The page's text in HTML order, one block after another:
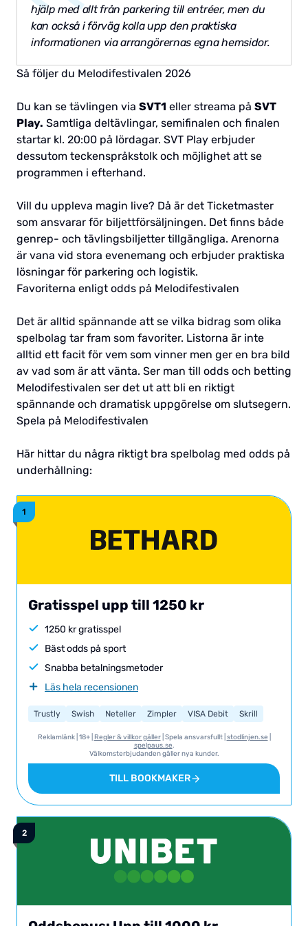
hjälp med allt från parkering till entréer, men du
kan också i förväg kolla upp den praktiska
informationen via arrangörernas egna hemsidor.
Så följer du Melodifestivalen 2026
Du kan se tävlingen via SVT1 eller streama på SVT
Play. Samtliga deltävlingar, semifinalen och finalen
startar kl. 20:00 på lördagar. SVT Play erbjuder
dessutom teckenspråkstolk och möjlighet att se
programmen i efterhand.
Vill du uppleva magin live? Då är det Ticketmaster
som ansvarar för biljettförsäljningen. Det finns både
genrep- och tävlingsbiljetter tillgängliga. Arenorna
är vana vid stora evenemang och erbjuder praktiska
lösningar för parkering och logistik.
Favoriterna enligt odds på Melodifestivalen
Det är alltid spännande att se vilka bidrag som olika
spelbolag tar fram som favoriter. Listorna är inte
alltid ett facit för vem som vinner men ger en bra bild
av vad som är att vänta. Ser man till odds och betting
Melodifestivalen ser det ut att bli en riktigt
spännande och dramatisk uppgörelse om slutsegern.
Spela på Melodifestivalen
Här hittar du några riktigt bra spelbolag med odds på
underhållning:
Gratisspel upp till 1250 kr
1250 kr gratisspel
Bäst odds på sport
Snabba betalningsmetoder
Läs hela recensionen
Trustly Swish Neteller Zimpler VISA Debit Skrill
Reklamlänk | 18+ | Regler & villkor gäller| Spela ansvarsfullt | stodlinjen.se
spelpaus.se.
Välkomsterbjudanden gäller nya kunder.
TILL BOOKMAKER